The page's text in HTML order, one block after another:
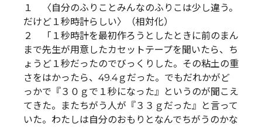
１ 〈自分のふりことみんなのふりこは少し違う。
だけど１秒時計らしい〉（相対化）
２ 「１秒時計を最初作ろうとしたときに前のまん
まで先生が用意したカセットテープを聞いたら、ち
ょうど１秒だったのでびっくりした。その粘土の重
さをはかったら、49.4ｇだった。でもだれかがど
っかで『３０ｇで１秒になった』というのが聞こえ
てきた。またちがう人が『３３ｇだった』と言って
いた。わたしは自分のおもりとなんでちがうのかな